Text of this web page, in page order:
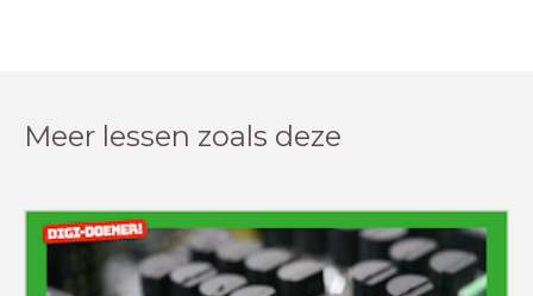
Meer lessen zoals deze